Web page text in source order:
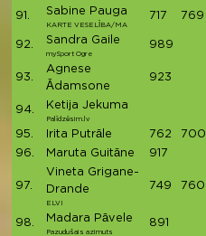
91. Sabine Pauga
KARTE VESELĪBA/MA
717 769
92. Sandra Gaile
mySport Ogre
989
93.
Agnese
Ādamsone
923
94. Ketija Jekuma
Palīdzēsim.lv
95. Irita Putrāle 762 700
96.
Maruta Guitāne 917
97.
Vineta Grigane-
Drande
ELVI
749 760
98. Madara Pāvele
Pazudušais azimuts
891